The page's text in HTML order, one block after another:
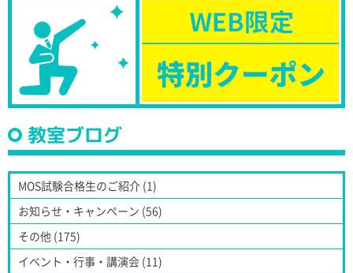
教室ブログ
MOS試験合格生のご紹介 (1)
お知らせ・キャンペーン (56)
その他 (175)
イベント・行事・講演会 (11)